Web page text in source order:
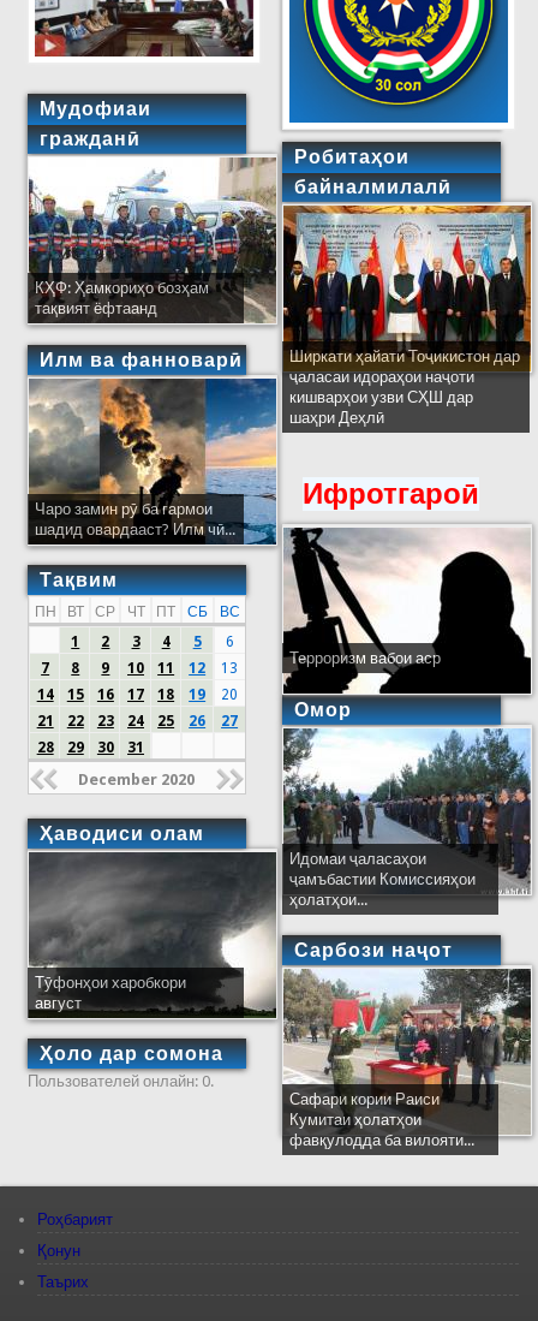
Мудофиаи
гражданӣ
КҲФ: Ҳамкориҳо бозҳам
тақвият ёфтаанд
Илм ва фанноварӣ
Чаро замин рӯ ба гармои
шадид овардааст? Илм чӣ...
Тақвим
ПН ВТ СР ЧТ ПТ СБ
ВС
1
2 3 4 5
6
7
8 9 10 11 12
13
14
15 16 17 18 19
20
21
22 23 24 25 26
27
28
29 30 31
December 2020
Ҳаводиси олам
Тӯфонҳои харобкори
август
Ҳоло дар сомона
Пользователей онлайн: 0.
Робитаҳои
байналмилалӣ
Ширкати ҳайати Тоҷикистон дар
ҷаласаи идораҳои наҷоти
кишварҳои узви СҲШ дар
шаҳри Деҳлӣ
Ифротгароӣ
Терроризм вабои аср
Омор
Идомаи ҷаласаҳои
ҷамъбастии Комиссияҳои
ҳолатҳои...
Сарбози наҷот
Сафари кории Раиси
Кумитаи ҳолатҳои
фавқулодда ба вилояти...
Роҳбарият
Қонун
Таърих